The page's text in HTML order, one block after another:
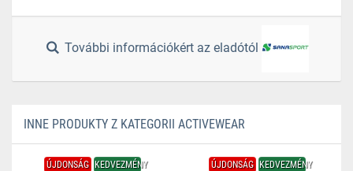
További információkért az eladótól
INNE PRODUKTY Z KATEGORII ACTIVEWEAR
ÚJDONSÁG KEDVEZMÉNY ÚJDONSÁG KEDVEZMÉNY